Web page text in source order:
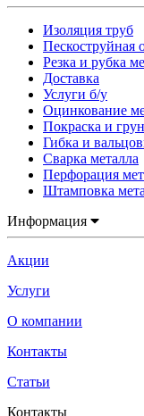
Изоляция труб
Пескоструйная
Резка и рубка
Доставка
Услуги б/у
Оцинкование
Покраска и
Гибка и
Сварка металла
Перфорация
Штамповка
Информация
Акции
Услуги
О компании
Контакты
Статьи
Контакты